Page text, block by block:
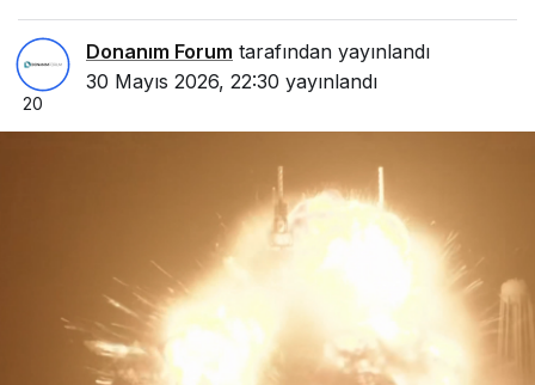
Donanım Forum tarafından yayınlandı
30 Mayıs 2026, 22:30 yayınlandı
20